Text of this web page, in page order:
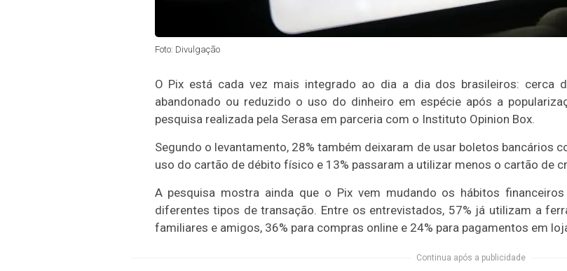
Foto: Divulgação
O Pix está cada vez mais integrado ao dia a dia dos brasileiros: cerca
abandonado ou reduzido o uso do dinheiro em espécie após a
pesquisa realizada pela Serasa em parceria com o Instituto Opinion Box.
Segundo o levantamento, 28% também deixaram de usar boletos bancários
uso do cartão de débito físico e 13% passaram a utilizar menos o cartão de
A pesquisa mostra ainda que o Pix vem mudando os hábitos
diferentes tipos de transação. Entre os entrevistados, 57% já utilizam a
familiares e amigos, 36% para compras online e 24% para pagamentos em
Continua após a publicidade